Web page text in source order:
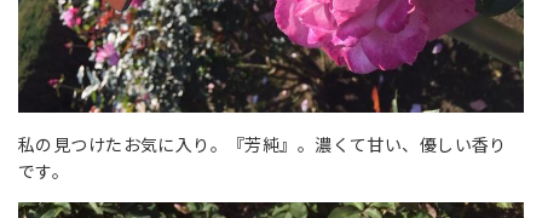
私の見つけたお気に入り。『芳純』。濃くて甘い、優しい香り
です。